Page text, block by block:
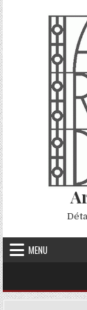
Skip to content
MENU